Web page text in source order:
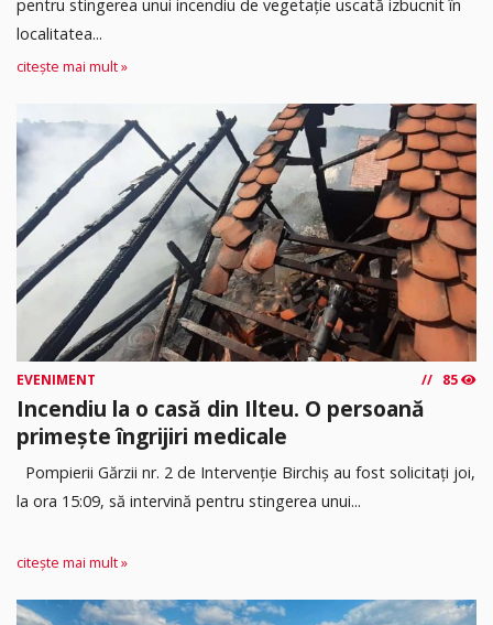
pentru stingerea unui incendiu de vegetație uscată izbucnit în
localitatea...
citește mai mult »
EVENIMENT 85
Incendiu la o casă din Ilteu. O persoană
primește îngrijiri medicale
Pompierii Gărzii nr. 2 de Intervenție Birchiș au fost solicitați joi,
la ora 15:09, să intervină pentru stingerea unui...
citește mai mult »